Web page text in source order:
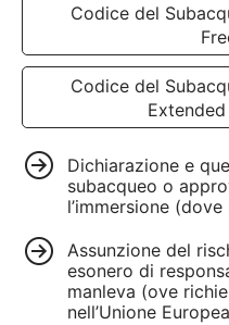
Codice del
Codice del
Dichiarazione e
subacqueo o
l’immersione
Assunzione del
esonero di
manleva (ove
nell’Unione